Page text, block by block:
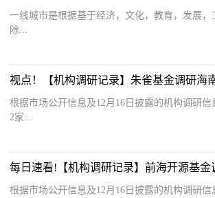
一线城市是根据基于经济，文化，教育，发展，
除...
视点！【机构调研记录】朱雀基金调研海
根据市场公开信息及12月16日披露的机构调研
2家...
根据市场公开信息及12月16日披露的机构调研